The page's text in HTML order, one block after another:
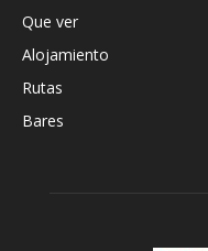
Que ver
Alojamiento
Rutas
Bares